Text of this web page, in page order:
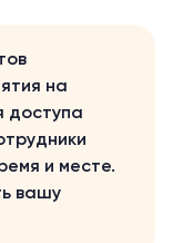
на
доступа
и месте.
вашу